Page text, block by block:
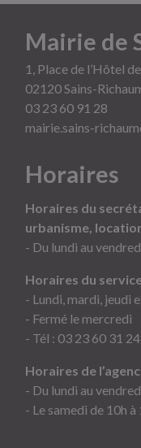
Mairie de
1, Place de l’Hôtel
02120 Sains-
03 23 60 91 28
mairie.sains-
Horaires
Horaires du
urbanisme,
- Du lundi au
Horaires du
- Lundi, mardi, jeudi
- Fermé le mercredi
- Tél : 03 23 60 31 24
Horaires de
- Du lundi au
- Le samedi de 10h à